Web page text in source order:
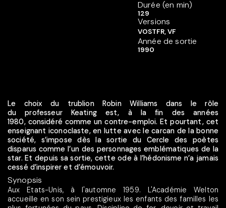
Durée (en min)
129
Versions
VOSTFR, VF
Année de sortie
1990
Le choix du trublion Robin Williams dans le rôle
du professeur Keating est, à la fin des années
1980, considéré comme un contre-emploi. Et pourtant, cet
enseignant iconoclaste, en lutte avec le carcan de la bonne
société, s’impose dès la sortie du Cercle des poètes
disparus comme l’un des personnages emblématiques de la
star. Et depuis sa sortie, cette ode à l’hédonisme n’a jamais
cessé d’inspirer et d’émouvoir.
Synopsis
Aux Etats-Unis, à l'automne 1959. L'Académie Welton
accueille en son sein prestigieux les enfants des familles les